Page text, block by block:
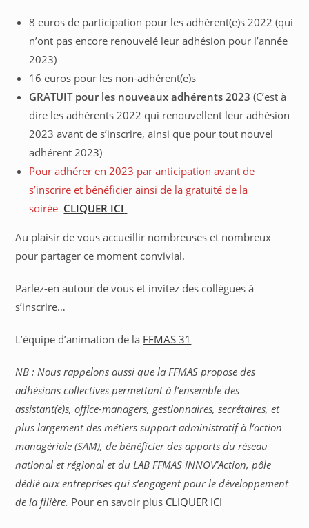
8 euros de participation pour les adhérent(e)s 2022 (qui
n’ont pas encore renouvelé leur adhésion pour l’année
2023)
16 euros pour les non-adhérent(e)s
GRATUIT pour les nouveaux adhérents 2023(C’est à
dire les adhérents 2022 qui renouvellent leur adhésion
2023 avant de s’inscrire, ainsi que pour tout nouvel
adhérent 2023)
Pour adhérer en 2023 par anticipation avant de
s’inscrire et bénéficier ainsi de la gratuité de la
soirée CLIQUER ICI
Au plaisir de vous accueillir nombreuses et nombreux
pour partager ce moment convivial.
Parlez-en autour de vous et invitez des collègues à
s’inscrire…
L’équipe d’animation de la FFMAS 31
NB : Nous rappelons aussi que la FFMAS propose des
adhésions collectives permettant à l’ensemble des
assistant(e)s, office-managers, gestionnaires, secrétaires, et
plus largement des métiers support administratif à l’action
managériale (SAM), de bénéficier des apports du réseau
national et régional et du LAB FFMAS INNOV’Action, pôle
dédié aux entreprises qui s’engagent pour le développement
de la filière. Pour en savoir plus CLIQUER ICI